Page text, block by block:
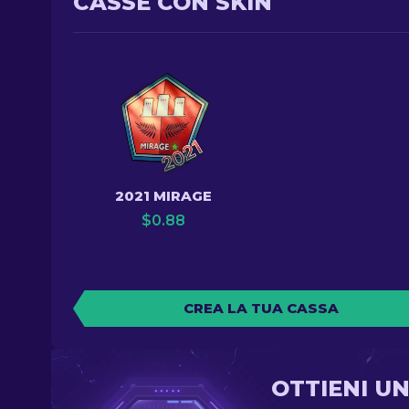
2021 MIRAGE
$0.88
CREA LA TUA CASSA
OTTIENI